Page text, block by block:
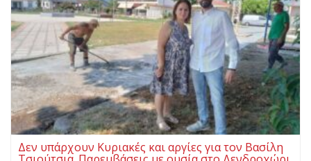
Δεν υπάρχουν Κυριακές και αργίες για τον Βασίλη